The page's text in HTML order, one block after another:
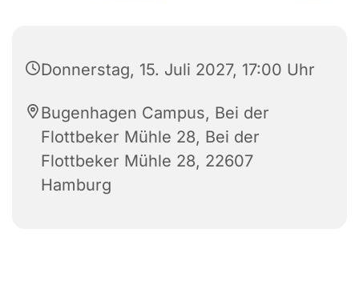
Donnerstag, 15. Juli 2027, 17:00 Uhr
Bugenhagen Campus, Bei der
Flottbeker Mühle 28, Bei der
Flottbeker Mühle 28, 22607
Hamburg